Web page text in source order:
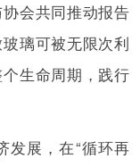
会共同推动报告
璃可被无限次利
生命周期，践行
发展，在“循环再